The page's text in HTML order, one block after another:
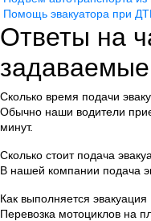
Помощь эвакуатора при
Ответы на
Сколько время подачи
Обычно наши водители
минут.
Сколько стоит подача
В нашей компании подача
Как выполняется эвакуация
Перевозка мотоциклов на